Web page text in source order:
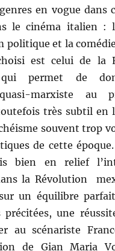
en vogue dans
le cinéma italien :
politique et la
est celui de la
qui permet de
marxiste au
très subtil en
souvent trop
de cette
bien en relief
la Révolution
un équilibre
précitées, une
au scénariste
de Gian Maria